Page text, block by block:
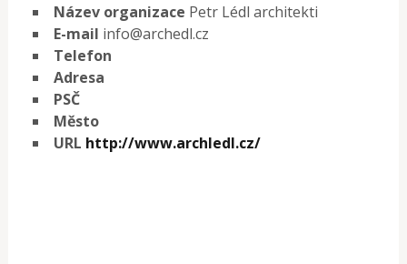
Název organizace Petr Lédl architekti
E-mail info@archedl.cz
Telefon
Adresa
PSČ
Město
URL http://www.archledl.cz/